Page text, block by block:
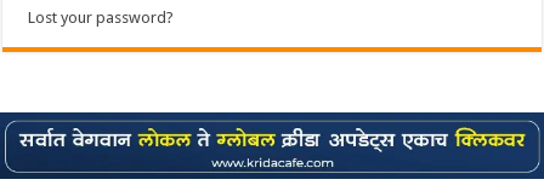
Lost your password?